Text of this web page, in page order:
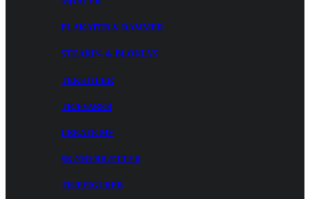
PLAKATER & RAMMER
STEARIN- & BLOKLYS
TEKSTILER
TRÆVARER
CREATE ME
SKÆREBRÆTTER
TRÆFIGURER